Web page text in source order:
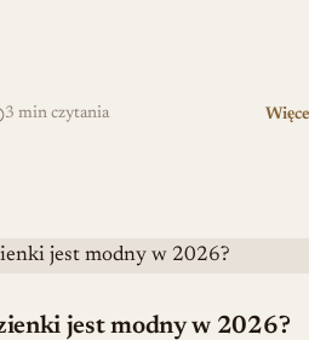
3 min czytania
jest modny w 2026?
jest modny w 2026?